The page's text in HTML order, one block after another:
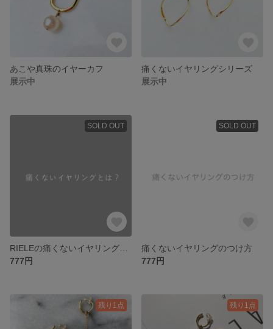
あこや真珠のイヤーカフ
展示中
痛くないイヤリングシリーズ
展示中
SOLD OUT
777円
SOLD OUT
痛くないイヤリングのつけ方
777円
残り1点 残り1点